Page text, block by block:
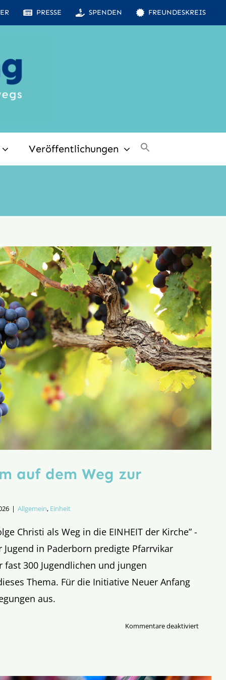
PRESSE SPENDEN FREUNDESKREIS
Veröffentlichungen
auf dem Weg zur
| Allgemein, Einheit
Christi als Weg in die EINHEIT der Kirche” -
Jugend in Paderborn predigte Pfarrvikar
fast 300 Jugendlichen und jungen
Thema. Für die Initiative Neuer Anfang
aus.
Kommentare deaktiviertfür
Weg